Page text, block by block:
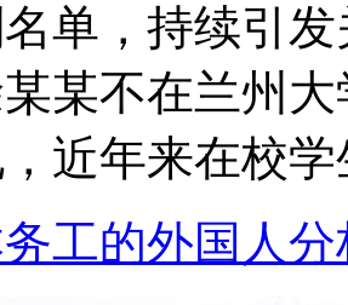
单，持续引
某不在兰州
近年来在校
工的外国人分